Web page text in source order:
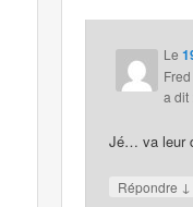
Le
a dit
Jé… va leur
Répondre ↓